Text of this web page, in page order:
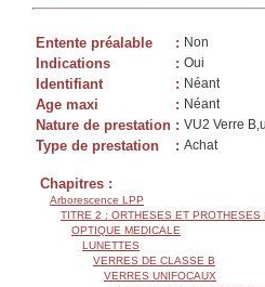
Entente préalable : Non
Indications : Oui
Identifiant : Néant
Age maxi : Néant
Nature de prestation : VU2 Verre
Type de prestation : Achat
Chapitres :
Arborescence LPP
TITRE 2 : ORTHESES ET PROTHESES
OPTIQUE MEDICALE
LUNETTES
VERRES DE CLASSE B
VERRES UNIFOCAUX